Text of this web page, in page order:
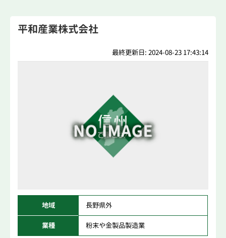
平和産業株式会社
最終更新日: 2024-08-23 17:43:14
地域 長野県外
業種 粉末や金製品製造業